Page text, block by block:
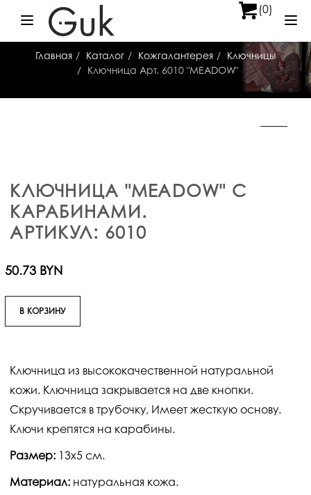
Меню (0)
Главная Каталог Кожгалантерея
Ключницы
Ключница Арт. 6010 "MEADOW"
КЛЮЧНИЦА "MEADOW" С
КАРАБИНАМИ.
АРТИКУЛ: 6010
50.73 BYN
В КОРЗИНУ
Ключница из высококачественной натуральной
кожи. Ключница закрывается на две кнопки.
Скручивается в трубочку, Имеет жесткую основу.
Ключи крепятся на карабины.
Размер: 13х5 см.
Материал: натуральная кожа.